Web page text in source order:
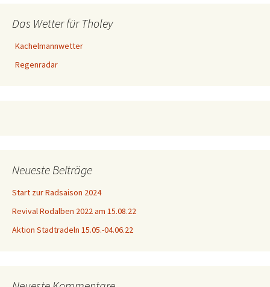
Das Wetter für Tholey
Kachelmannwetter
Regenradar
Neueste Beiträge
Start zur Radsaison 2024
Revival Rodalben 2022 am 15.08.22
Aktion Stadtradeln 15.05.-04.06.22